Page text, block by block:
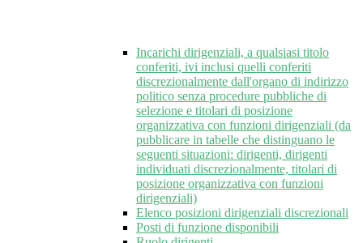
Incarichi dirigenziali, a qualsiasi titolo
conferiti, ivi inclusi quelli conferiti
discrezionalmente dall'organo di indirizzo
politico senza procedure pubbliche di
selezione e titolari di posizione
organizzativa con funzioni dirigenziali (da
pubblicare in tabelle che distinguano le
seguenti situazioni: dirigenti, dirigenti
individuati discrezionalmente, titolari di
posizione organizzativa con funzioni
dirigenziali)
Elenco posizioni dirigenziali discrezionali
Posti di funzione disponibili